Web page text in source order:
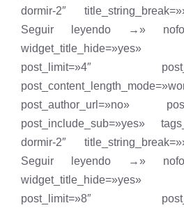
dormir-2″
Seguir leyendo →»
widget_title_hide=»yes»
post_limit=»4″
post_author_url=»no»
post_include_sub=»yes»
dormir-2″
Seguir leyendo →»
widget_title_hide=»yes»
post_limit=»8″